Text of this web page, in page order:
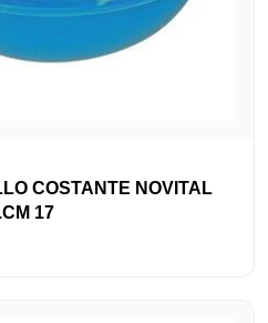
COSTANTE NOVITAL
17